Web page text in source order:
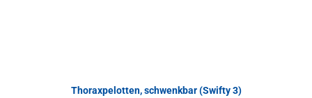
Thoraxpelotten, schwenkbar (Swifty 3)